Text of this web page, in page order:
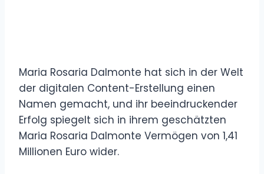
Maria Rosaria Dalmonte hat sich in der Welt
der digitalen Content-Erstellung einen
Namen gemacht, und ihr beeindruckender
Erfolg spiegelt sich in ihrem geschätzten
Maria Rosaria Dalmonte Vermögen von 1,41
Millionen Euro wider.